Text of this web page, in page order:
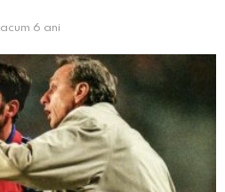
acum 6 ani